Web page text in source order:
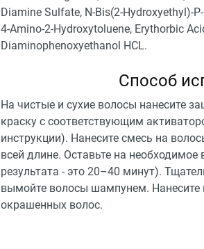
Diamine Sulfate, N-Bis(2-Hydroxyethyl)-
4-Amino-2-Hydroxytoluene, Erythorbic
Diaminophenoxyethanol HCL.
Способ
На чистые и сухие волосы нанесите
краску с соответствующим
инструкции). Нанесите смесь на
всей длине. Оставьте на
результата - это 20–40 минут).
вымойте волосы шампунем. Нанесите
окрашенных волос.